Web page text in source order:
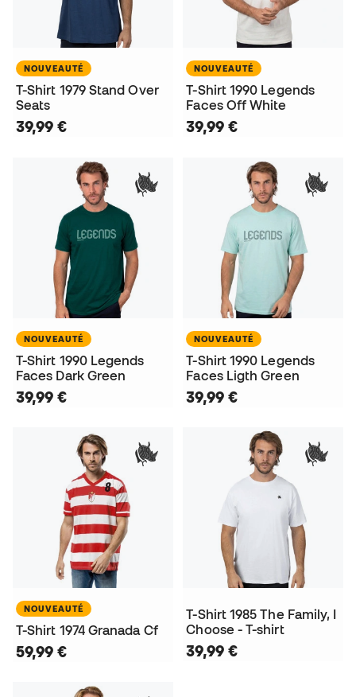
NOUVEAUTÉ
T-Shirt 1979 Stand Over
Seats
39,99 €
NOUVEAUTÉ
T-Shirt 1990 Legends
Faces Off White
39,99 €
NOUVEAUTÉ
T-Shirt 1990 Legends
Faces Dark Green
39,99 €
NOUVEAUTÉ
T-Shirt 1990 Legends
Faces Ligth Green
39,99 €
NOUVEAUTÉ
T-Shirt 1974 Granada Cf
59,99 €
T-Shirt 1985 The Family, I
Choose - T-shirt
39,99 €